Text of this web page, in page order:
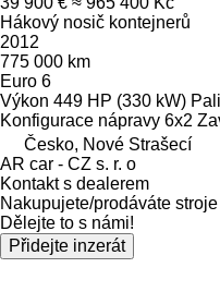
Hákový nosič kontejnerů
2012
775 000 km
Euro 6
Výkon 449 HP (330 kW)
Konfigurace nápravy 6x2
Česko, Nové Strašecí
AR car - CZ s. r. o
Kontakt s dealerem
Nakupujete/prodáváte
Dělejte to s námi!
Přidejte inzerát